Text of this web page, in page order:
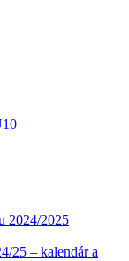
2024/2025
25 – kalendár a